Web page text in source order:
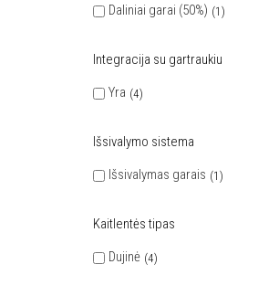
Daliniai garai (50%)
1
Integracija su gartraukiu
Yra 4
Išsivalymo sistema
Išsivalymas garais
1
Kaitlentės tipas
Dujinė 4